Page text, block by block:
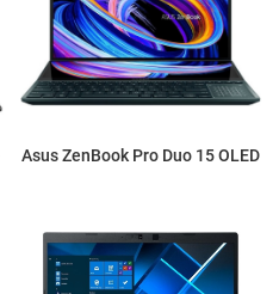
Asus ZenBook Pro Duo 15 OLED